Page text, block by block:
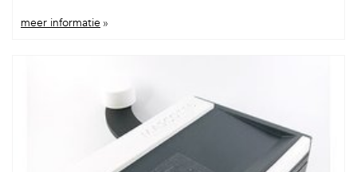
meer informatie »